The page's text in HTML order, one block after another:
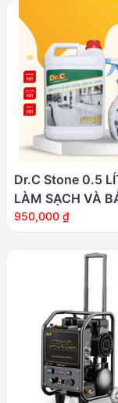
Dr.C Stone 0.5
LÀM SẠCH VÀ
DƯỠNG BÀN ĐÁ,
950,000 ₫